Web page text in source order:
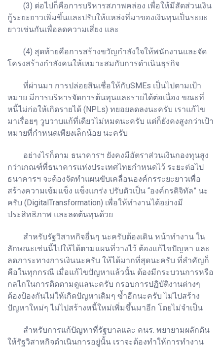
(3) ต่อไปก็คือการบริหารสภาพคล่อง เพื่อให้มีสัดส่วนเงิน
กู้ระยะยาวเพิ่มขึ้นและปรับให้แหล่งที่มาของเงินทุนเป็นระยะ
ยาวเช่นกันเพื่อลดความเสี่ยง และ
(4) สุดท้ายคือการสร้างขวัญกำลังใจให้พนักงานและจัด
โครงสร้างกำลังคนให้เหมาะสมกับการดำเนินธุรกิจ
ที่ผ่านมา การปล่อยสินเชื่อให้กับSMEs เป็นไปตามเป้า
หมาย มีการบริหารจัดการต้นทุนและรายได้ต่อเนื่อง ขณะที่
หนี้ไม่ก่อให้เกิดรายได้ (NPLs) ทยอยลดลงนะครับ เราแก้ไข
มาเรื่อยๆ วูบวาบแก้ที่เดียวไม่หมดนะครับ แต่ก็ยังคงสูงกว่าเป้า
หมายที่กำหนดเพียงเล็กน้อย นะครับ
อย่างไรก็ตาม ธนาคารฯ ยังคงมีอัตราส่วนเงินกองทุนสูง
กว่าเกณฑ์ที่ธนาคารแห่งประเทศไทยกำหนดไว้ ระยะต่อไป
ธนาคารฯ จะต้องจัดทำแผนขับเคลื่อนองค์กรระยะยาวเพื่อ
สร้างความเข้มแข็ง แข็งแกร่ง ปรับตัวเป็น “องค์กรดิจิทัล” นะ
ครับ (DigitalTransformation) เพื่อให้ทำงานได้อย่างมี
ประสิทธิภาพ และลดต้นทุนด้วย
สำหรับรัฐวิสาหกิจอื่นๆ นะครับต้องเดิน หน้าทำงาน ใน
ลักษณะเช่นนี้ไปให้ได้ตามแผนที่วางไว้ ต้องแก้ไขปัญหา และ
ลดภาระทางการเงินนะครับ ให้ได้มากที่สุดนะครับ ที่สำคัญก็
คือในทุกกรณี เมื่อแก้ไขปัญหาแล้วนั้น ต้องมีกระบวนการหรือ
กลไกในการติดตามดูแลนะครับ กรอบการปฏิบัติงานต่างๆ
ต้องป้องกันไม่ให้เกิดปัญหาเดิมๆ ซ้ำอีกนะครับ ไม่ไปสร้าง
ปัญหาใหม่ๆ ไม่ไปสร้างหนี้ใหม่เพิ่มขึ้นมาอีก โดยไม่จำเป็น
สำหรับการแก้ปัญหาที่รัฐบาลและ คนร. พยายามผลักดัน
ให้รัฐวิสาหกิจดำเนินการอยู่นั้น เราจะต้องทำให้การทำงาน